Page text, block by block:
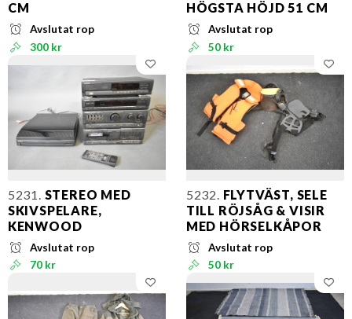
CM
Avslutat rop
300 kr
HÖGSTA HÖJD 51 CM
Avslutat rop
50 kr
5231.
STEREO MED
SKIVSPELARE,
KENWOOD
Avslutat rop
70 kr
5232. FLYTVÄST, SELE
TILL RÖJSÅG & VISIR
MED HÖRSELKÅPOR
Avslutat rop
50 kr